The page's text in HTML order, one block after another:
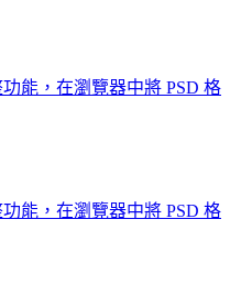
能，在瀏覽器中將 PSD 格
能，在瀏覽器中將 PSD 格